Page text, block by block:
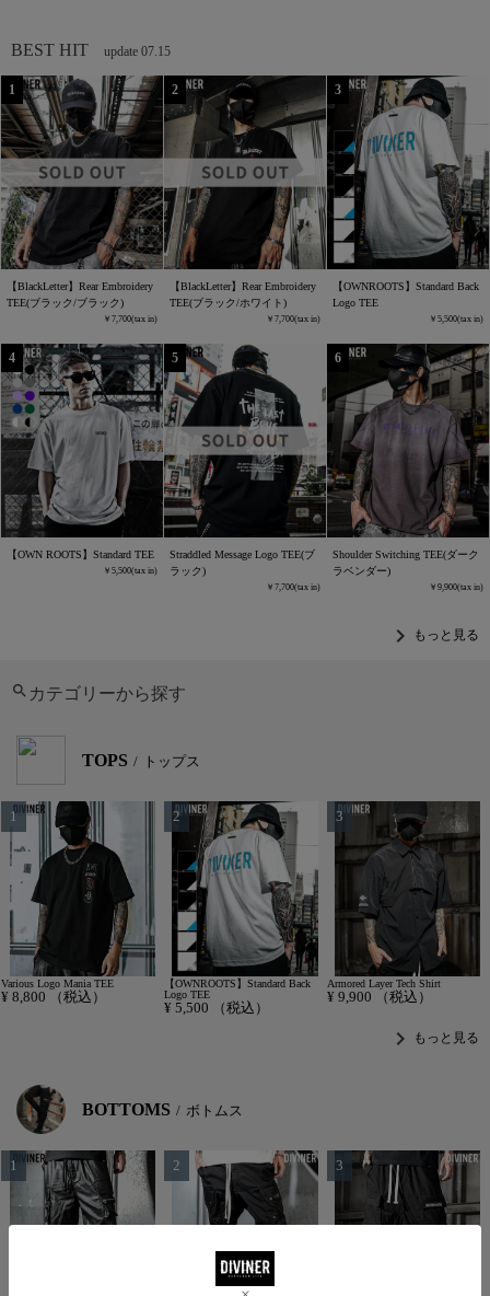
BEST HIT update 07.15
【BlackLetter】Rear Embroidery
TEE(ブラック/ブラック)
7,700
【BlackLetter】Rear Embroidery
TEE(ブラック/ホワイト)
7,700
【OWNROOTS】Standard Back
Logo TEE
5,500
【OWN ROOTS】Standard TEE
5,500
Straddled Message Logo TEE(ブ
ラック)
7,700
Shoulder Switching TEE(ダーク
ラベンダー)
9,900
chevron_right もっと見る
カテゴリーから探す
TOPS トップス
Various Logo Mania TEE
¥ 8,800 （税込）
【OWNROOTS】Standard Back
Logo TEE
¥ 5,500 （税込）
Armored Layer Tech Shirt
¥ 9,900 （税込）
chevron_right もっと見る
BOTTOMS ボトムス